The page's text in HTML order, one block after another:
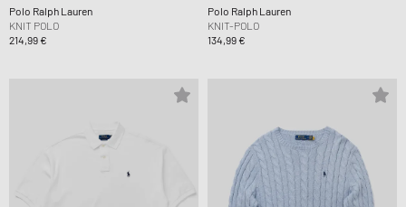
Polo Ralph Lauren
KNIT POLO
214,99 €
Polo Ralph Lauren
KNIT-POLO
134,99 €